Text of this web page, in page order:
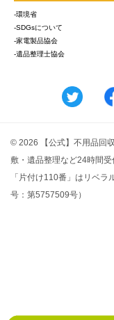
-環境省
-SDGsについて
-家電製品協会
-遺品整理士協会
© 2026 【公式】不用品回
敷・遺品整理など24時間受
「片付け110番」はリベ
号：第5757509号）